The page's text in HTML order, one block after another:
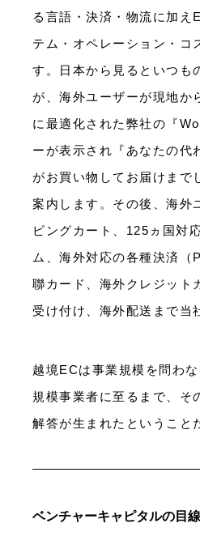
る言語・決済・物流に加え
テム・オペレーション・コ
す。日本から見るといつも
が、海外ユーザーが現地か
に最適化された弊社の『
ーが表示され『あなたの
がお買い物してお届けまで
案内します。その後、海外
ピングカート、125ヵ国対
ム、海外対応の各種決済
聯カード、海外クレジット
受け付け、海外配送まで当
越境ECは事業規模を問わ
規模事業者に至るまで、そ
解答が生まれたということ
ベンチャーキャピタルの目